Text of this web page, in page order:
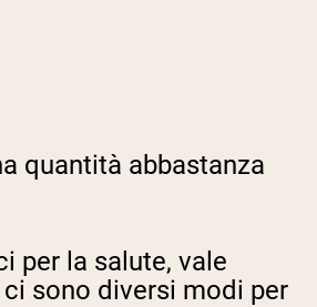
quantità abbastanza
per la salute, vale
sono diversi modi per